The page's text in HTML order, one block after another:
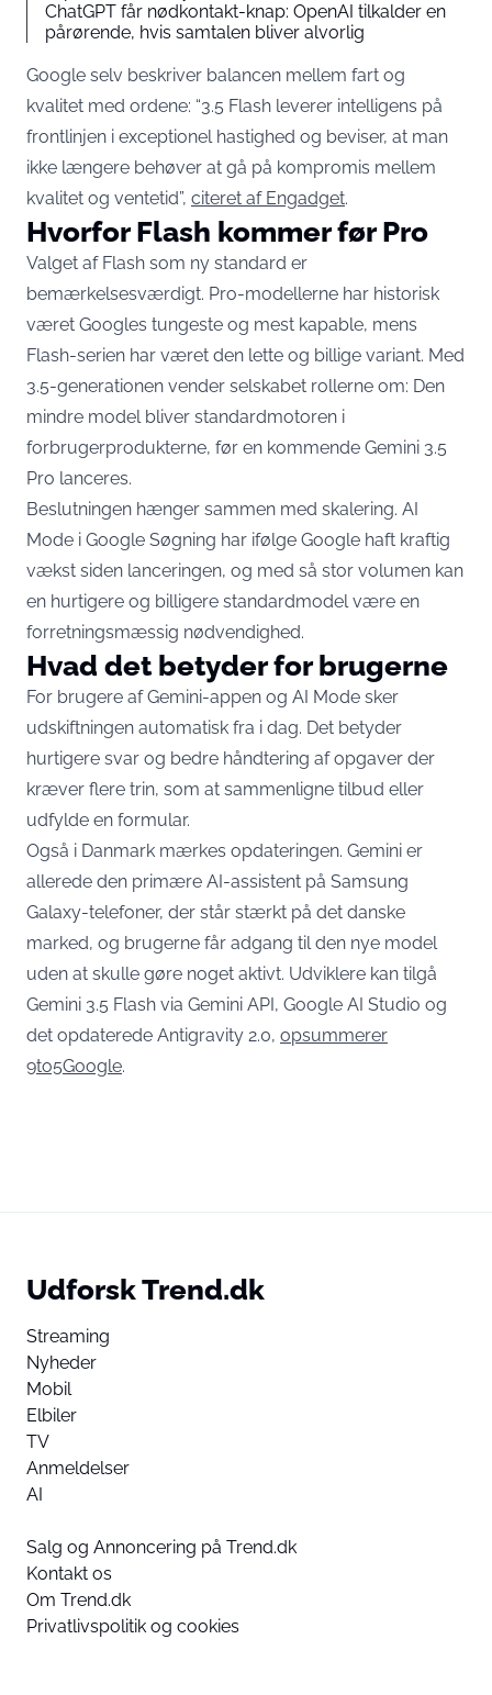
ChatGPT får nødkontakt-knap: OpenAI tilkalder en
pårørende, hvis samtalen bliver alvorlig
Google selv beskriver balancen mellem fart og
kvalitet med ordene: “3.5 Flash leverer intelligens på
frontlinjen i exceptionel hastighed og beviser, at man
ikke længere behøver at gå på kompromis mellem
kvalitet og ventetid”, citeret af Engadget.
Hvorfor Flash kommer før Pro
Valget af Flash som ny standard er
bemærkelsesværdigt. Pro-modellerne har historisk
været Googles tungeste og mest kapable, mens
Flash-serien har været den lette og billige variant. Med
3.5-generationen vender selskabet rollerne om: Den
mindre model bliver standardmotoren i
forbrugerprodukterne, før en kommende Gemini 3.5
Pro lanceres.
Beslutningen hænger sammen med skalering. AI
Mode i Google Søgning har ifølge Google haft kraftig
vækst siden lanceringen, og med så stor volumen kan
en hurtigere og billigere standardmodel være en
forretningsmæssig nødvendighed.
Hvad det betyder for brugerne
For brugere af Gemini-appen og AI Mode sker
udskiftningen automatisk fra i dag. Det betyder
hurtigere svar og bedre håndtering af opgaver der
kræver flere trin, som at sammenligne tilbud eller
udfylde en formular.
Også i Danmark mærkes opdateringen. Gemini er
allerede den primære AI-assistent på Samsung
Galaxy-telefoner, der står stærkt på det danske
marked, og brugerne får adgang til den nye model
uden at skulle gøre noget aktivt. Udviklere kan tilgå
Gemini 3.5 Flash via Gemini API, Google AI Studio og
det opdaterede Antigravity 2.0, opsummerer
9to5Google.
Udforsk Trend.dk
Streaming
Nyheder
Mobil
Elbiler
TV
Anmeldelser
AI
Salg og Annoncering på Trend.dk
Kontakt os
Om Trend.dk
Privatlivspolitik og cookies